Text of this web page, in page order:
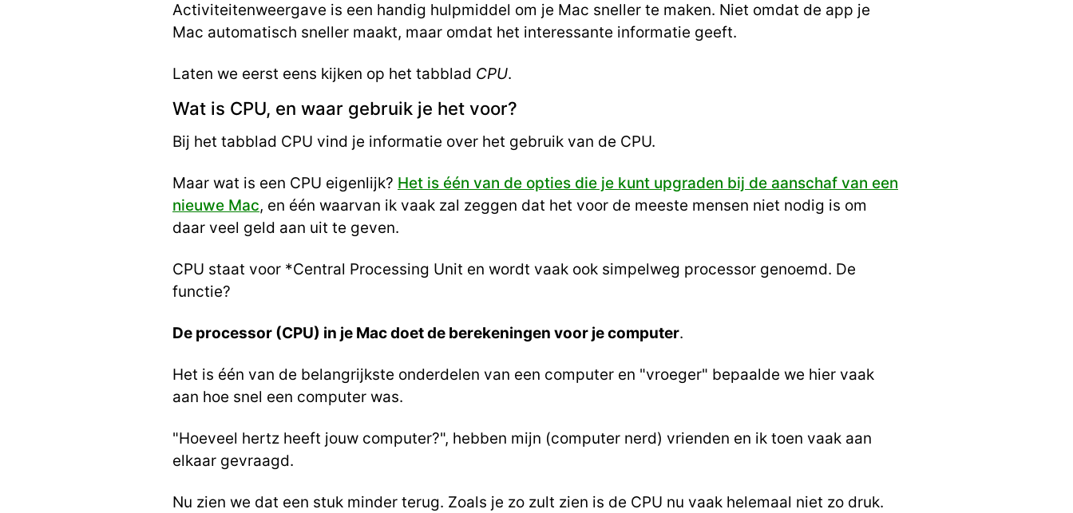
Activiteitenweergave is een handig hulpmiddel om je Mac sneller te maken. Niet omdat de app je
Mac automatisch sneller maakt, maar omdat het interessante informatie geeft.
Laten we eerst eens kijken op het tabblad CPU.
Wat is CPU, en waar gebruik je het voor?
Bij het tabblad CPU vind je informatie over het gebruik van de CPU.
Maar wat is een CPU eigenlijk? Het is één van de opties die je kunt upgraden bij de aanschaf van een
nieuwe Mac, en één waarvan ik vaak zal zeggen dat het voor de meeste mensen niet nodig is om
daar veel geld aan uit te geven.
CPU staat voor *Central Processing Unit en wordt vaak ook simpelweg processor genoemd. De
functie?
De processor (CPU) in je Mac doet de berekeningen voor je computer.
Het is één van de belangrijkste onderdelen van een computer en "vroeger" bepaalde we hier vaak
aan hoe snel een computer was.
"Hoeveel hertz heeft jouw computer?", hebben mijn (computer nerd) vrienden en ik toen vaak aan
elkaar gevraagd.
Nu zien we dat een stuk minder terug. Zoals je zo zult zien is de CPU nu vaak helemaal niet zo druk.